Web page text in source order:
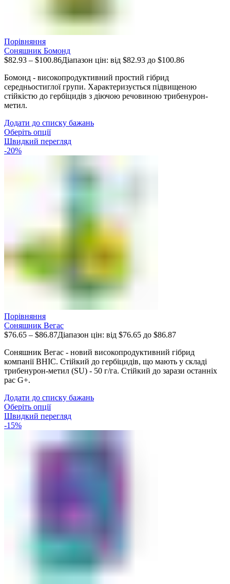
Порівняння
Соняшник Бомонд
$82.93 – $100.86Діапазон цін: від $82.93 до $100.86
Бомонд - високопродуктивний простий гібрид
середньостиглої групи. Характеризується підвищеною
стійкістю до гербіцидів з діючою речовиною трибенурон-
метил.
Додати до списку бажань
Оберіть опції
Швидкий перегляд
-20%
Порівняння
Соняшник Вегас
$76.65 – $86.87Діапазон цін: від $76.65 до $86.87
Соняшник Вегас - новий високопродуктивний гібрид
компанії ВНІС. Стійкий до гербіцидів, що мають у складі
трибенурон-метил (SU) - 50 г/га. Стійкий до зарази останніх
рас G+.
Додати до списку бажань
Оберіть опції
Швидкий перегляд
-15%